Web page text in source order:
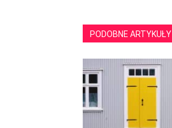
PODOBNE ARTYKUŁY